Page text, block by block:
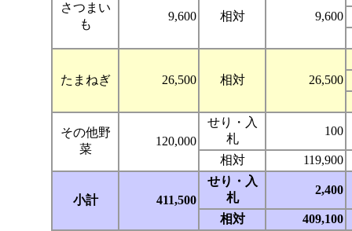
さつまい
も
9,600 相対 9,600
たまねぎ 26,500 相対 26,500
その他野
菜
120,000
せり・入
札
100
相対 119,900
小計 411,500
せり・入
札
2,400
相対 409,100